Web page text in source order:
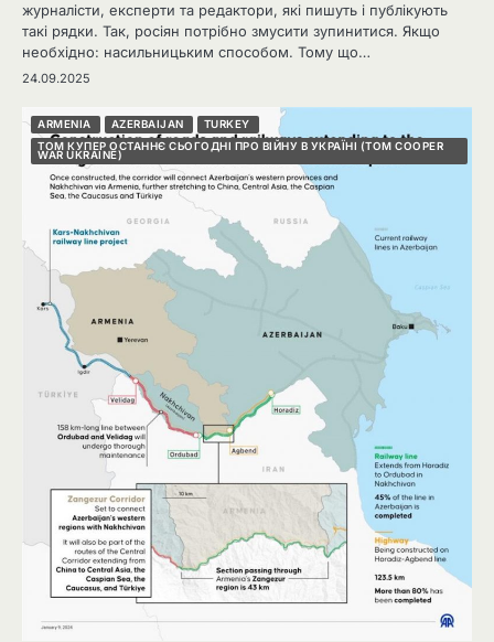
журналісти, експерти та редактори, які пишуть і публікують
такі рядки. Так, росіян потрібно змусити зупинитися. Якщо
необхідно: насильницьким способом. Тому що…
24.09.2025
ARMENIA AZERBAIJAN
TURKEY
ТОМ КУПЕР ОСТАННЄ СЬОГОДНІ ПРО ВІЙНУ В УКРАЇНІ (TOM COOPER
WAR UKRAINE)